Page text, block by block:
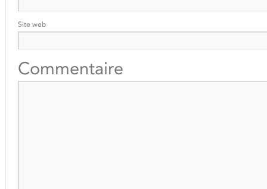
Site web
Commentaire